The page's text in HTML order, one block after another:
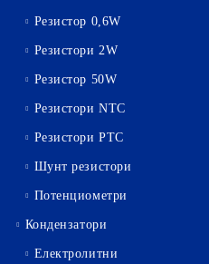
Резистор 0,6W
Резистори 2W
Резистор 50W
Резистори NTC
Резистори PTC
Шунт резистори
Потенциометри
Кондензатори
Електролитни